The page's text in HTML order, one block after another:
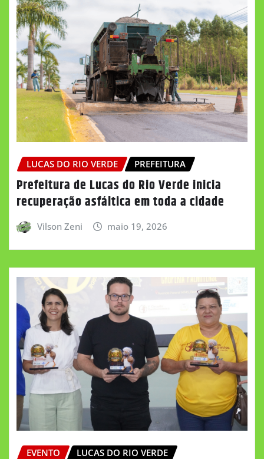
LUCAS DO RIO VERDE PREFEITURA
Prefeitura de Lucas do Rio Verde inicia
recuperação asfáltica em toda a cidade
Vilson Zeni maio 19, 2026
EVENTO LUCAS DO RIO VERDE